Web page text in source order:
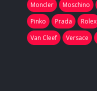
Moncler
Moschino
Pinko
Prada Rolex
Van Cleef
Versace